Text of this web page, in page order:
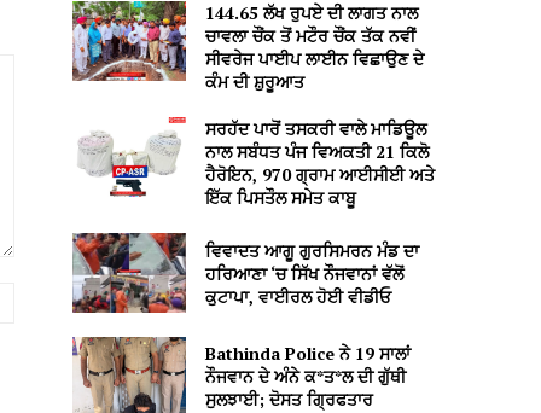
Website:
144.65 ਲੱਖ ਰੁਪਏ ਦੀ ਲਾਗਤ ਨਾਲ
ਚਾਵਲਾ ਚੌਂਕ ਤੋਂ ਮਟੌਰ ਚੌਂਕ ਤੱਕ ਨਵੀਂ
ਸੀਵਰੇਜ ਪਾਈਪ ਲਾਈਨ ਵਿਛਾਉਣ ਦੇ
ਕੰਮ ਦੀ ਸ਼ੁਰੂਆਤ
ਸਰਹੱਦ ਪਾਰੋਂ ਤਸਕਰੀ ਵਾਲੇ ਮਾਡਿਊਲ
ਨਾਲ ਸਬੰਧਤ ਪੰਜ ਵਿਅਕਤੀ 21 ਕਿਲੋ
ਹੈਰੋਇਨ, 970 ਗ੍ਰਾਮ ਆਈਸੀਈ ਅਤੇ
ਇੱਕ ਪਿਸਤੌਲ ਸਮੇਤ ਕਾਬੂ
ਵਿਵਾਦਤ ਆਗੂ ਗੁਰਸਿਮਰਨ ਮੰਡ ਦਾ
ਹਰਿਆਣਾ ‘ਚ ਸਿੱਖ ਨੌਜਵਾਨਾਂ ਵੱਲੋਂ
ਕੁਟਾਪਾ, ਵਾਈਰਲ ਹੋਈ ਵੀਡੀਓ
Bathinda Police ਨੇ 19 ਸਾਲਾਂ
ਨੌਜਵਾਨ ਦੇ ਅੰਨੇ ਕ*ਤ*ਲ ਦੀ ਗੁੱਥੀ
ਸੁਲਝਾਈ; ਦੋਸਤ ਗ੍ਰਿਫਤਾਰ